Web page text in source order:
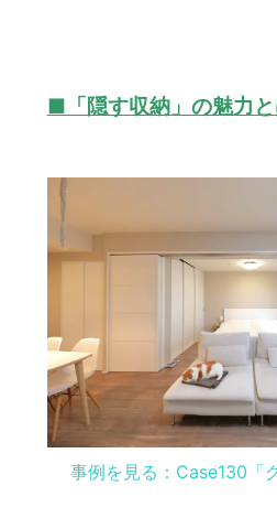
■「隠す収納」の魅力と
事例を見る：Case130「